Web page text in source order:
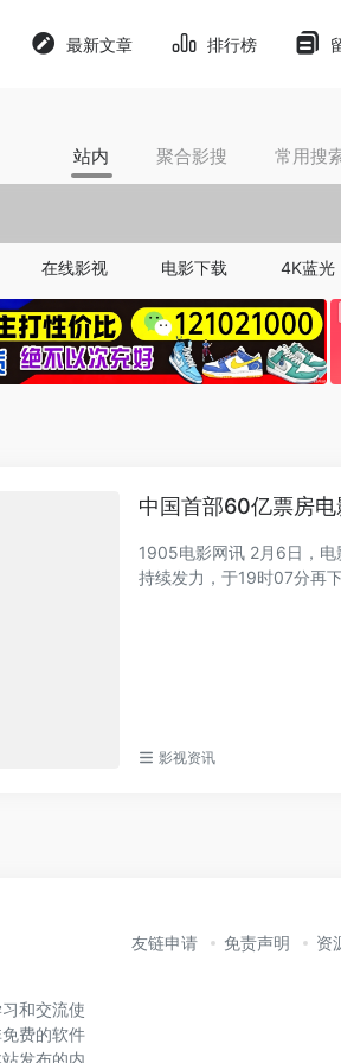
最新文章 排行榜
站内 聚合影搜 常用搜
在线影视 电影下载 4K蓝光
中国首部60亿票房
1905电影网讯 2月6日，电
持续发力，于19时07分再
影视资讯
和交流使
费的软件
发布的内
友链申请 免责声明 资